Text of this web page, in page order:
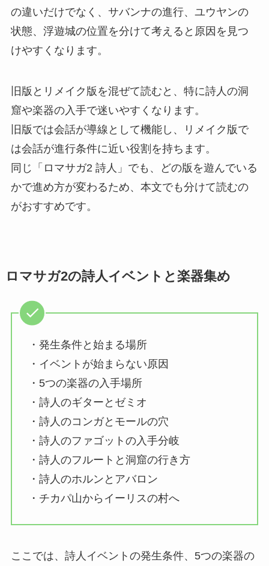
の違いだけでなく、サバンナの進行、ユウヤンの
状態、浮遊城の位置を分けて考えると原因を見つ
けやすくなります。
旧版とリメイク版を混ぜて読むと、特に詩人の洞
窟や楽器の入手で迷いやすくなります。
旧版では会話が導線として機能し、リメイク版で
は会話が進行条件に近い役割を持ちます。
同じ「ロマサガ2 詩人」でも、どの版を遊んでいる
かで進め方が変わるため、本文でも分けて読むの
がおすすめです。
ロマサガ2の詩人イベントと楽器集め
・発生条件と始まる場所
・イベントが始まらない原因
・5つの楽器の入手場所
・詩人のギターとゼミオ
・詩人のコンガとモールの穴
・詩人のファゴットの入手分岐
・詩人のフルートと洞窟の行き方
・詩人のホルンとアバロン
・チカパ山からイーリスの村へ
ここでは、詩人イベントの発生条件、5つの楽器の